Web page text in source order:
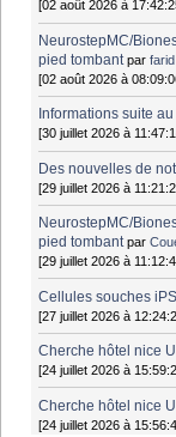
[02 août 2026 à
NeurostepMC/
pied tombant parfarid
[02 août 2026 à
Informations suite
[30 juillet 2026 à
Des nouvelles de
[29 juillet 2026 à
NeurostepMC/
pied tombant par
[29 juillet 2026 à
Cellules souches
[27 juillet 2026 à
Cherche hôtel nice
[24 juillet 2026 à
Cherche hôtel nice
[24 juillet 2026 à